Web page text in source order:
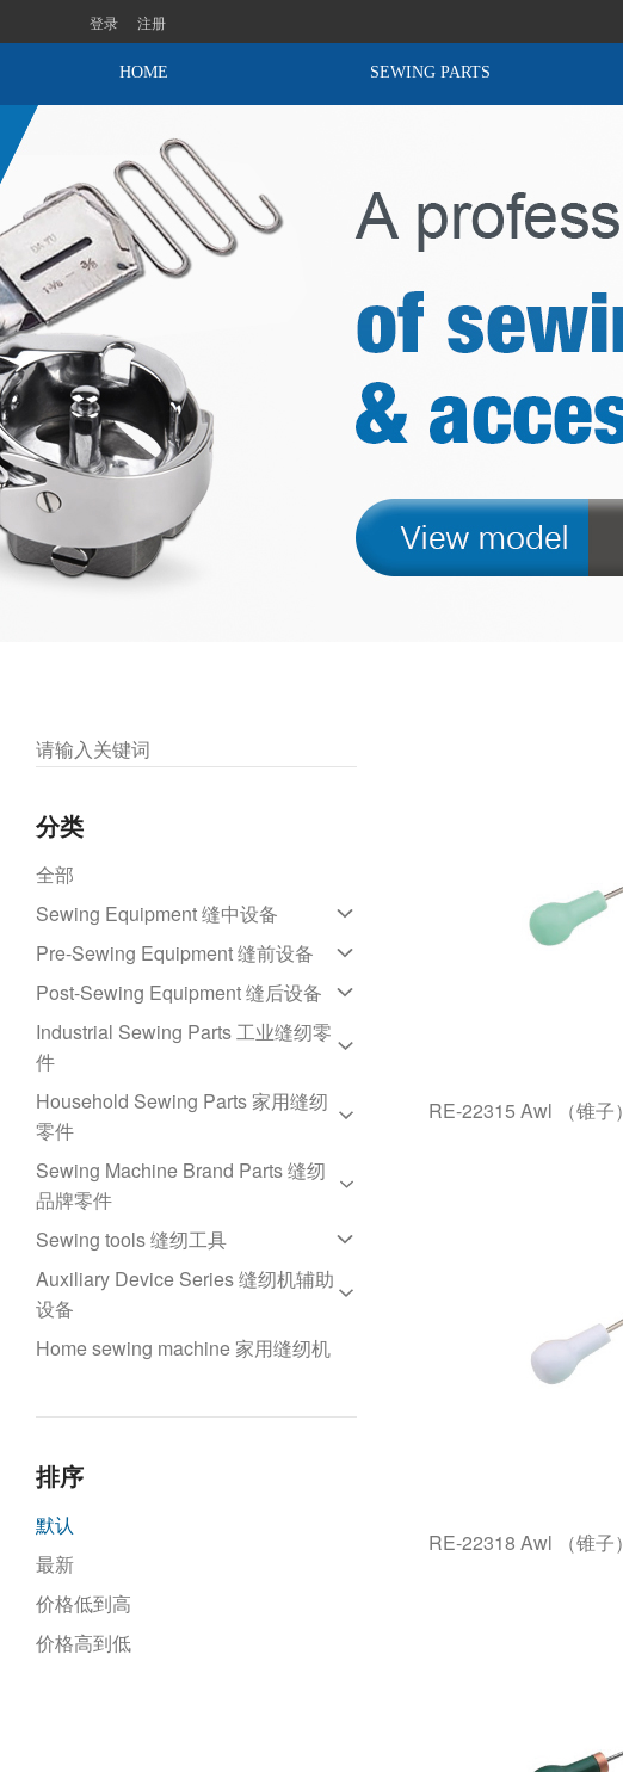
登录 注册
HOME SEWING PARTS
分类
全部
Sewing Equipment 缝中设备
Lockstitch sewing machine 平缝机
Overlock sewing machine 包缝机
Interlock sewing machine 绷缝机
Special sewing machine 特种机
Button holing machine 锁眼机
Bar tacking machine 套结机
Fully Automatic Machine 全自动
设备
Computerized pearl sewing
Other sewing machine 其他机型
Multi-needle machine 多针机
Template machine 模版机
Roller-feed sewing machine 罗拉
Feed of the arm machine 曲腕机
Embroidery machine 绣花机
Blind stitch machine 暗缝机
Belt-loop attaching machine 裤脚
机
Cylinder bed sewing machine 筒
缝车
Pre-Sewing Equipment 缝前设备
Fabric cutting machine 断布机
Fabric spreading machine 铺布机
Fabric loosening machine 松布机
Fabric folding machine 叠布机
Fabric inspection machine 验布机
Straight knife auto sharpening
cutting machine 裁剪刀
Belt Loop cutter 切带机
Heat transfer machine 烫画机
Thread distributor 分线机
Scissors sharpening machine 磨剪
Cotton cutting machine裁棉机
Laser cutting machine 激光切割机
Post-Sewing Equipment 缝后设备
Blowing ironing table 吹风烫台
Thread trimmer 剪线机
Hot air blower 热风机
Iron 烫斗
Needle detector machine 检针机
Button winding machine 胶针机
Industrial Sewing Parts 工业缝纫零
件
Needle plate 针板
Presser foot 压脚
Industrial presser foot 工业压脚
Feed dog 牙齿
Motor 电机马达
Accessories 辅助配件
Looper 弯针
Hook 旋梭
Knife 刀类
Needle clamp 针夹
Needle 机针
Needle bar 针杆
Gauge set 针位组
Folder 拉筒
Household Sewing Parts 家用缝纫
零件
Presser foot 压脚
Bobbin case 梭壳
Bobbin 梭芯
Sewing Machine Brand Parts 缝纫
品牌零件
兄弟Brother 980
重机JUKI 1900 1900A
飞马Pegasus W500
银箭Siruba VC008
Sewing tools 缝纫工具
Knitting & Crochet Tools 编织工具
Ruler 尺
Lights 灯
Crochet Hook 钩针
​Tracing Wheel​ 划线轮
​Tailor's Chalk 画粉
Tag Pin&​Tag Gun 胶针&胶针枪
​Rotary Cutter​ 轮刀
Auxiliary Device Series 缝纫机辅助
设备
Motor 马达
Workstation 台板机架
Tape Feeding Device 送带辅助装置
Home sewing machine 家用缝纫机
排序
默认
最新
价格低到高
价格高到低
RE-22315 Awl （锥子）
RE-22318 Awl （锥子）